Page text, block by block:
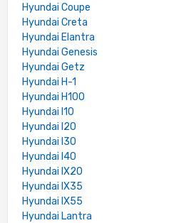
Hyundai Coupe
Hyundai Creta
Hyundai Elantra
Hyundai Genesis
Hyundai Getz
Hyundai H-1
Hyundai H100
Hyundai I10
Hyundai I20
Hyundai I30
Hyundai I40
Hyundai IX20
Hyundai IX35
Hyundai IX55
Hyundai Lantra